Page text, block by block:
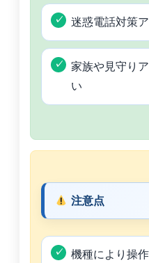
迷惑電話対策
家族や見守り
い
注意点
機種により操